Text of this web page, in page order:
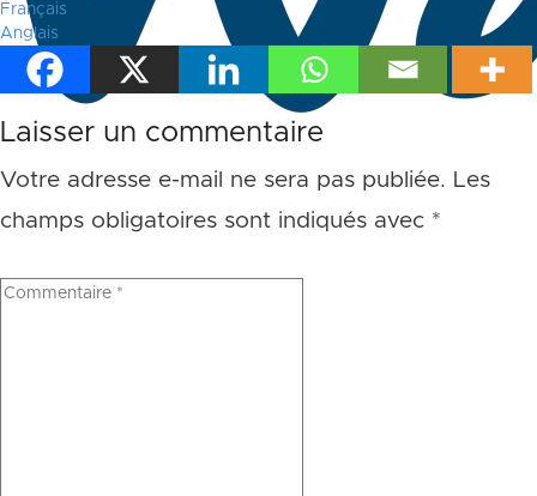
Français
Anglais
Laisser un commentaire
Votre adresse e-mail ne sera pas publiée. Les
champs obligatoires sont indiqués avec *